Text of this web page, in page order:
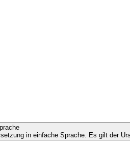
in einfache Sprache. Es gilt der